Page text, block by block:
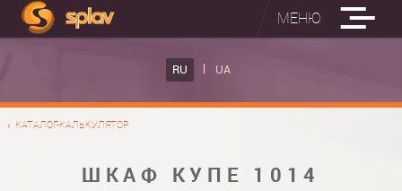
МЕНЮ
RU UA
КАТАЛОГ-КАЛЬКУЛЯТОР
ШКАФ КУПЕ 1014
ВСТРОЕННЫЕ ГЛАДИЛЬНЫЕ ДОСКИ
НАСТЕННАЯ ГЛАДИЛЬНАЯ ДОСКА "РУСАЛКА"
ФОТО ШКАФОВ КУПЕ
МАТЕРИАЛЫ